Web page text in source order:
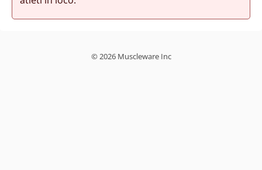
© 2026 Muscleware Inc